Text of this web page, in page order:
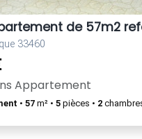
de 57m2
33460
Appartement
• 57 m² • 5 pièces • 2